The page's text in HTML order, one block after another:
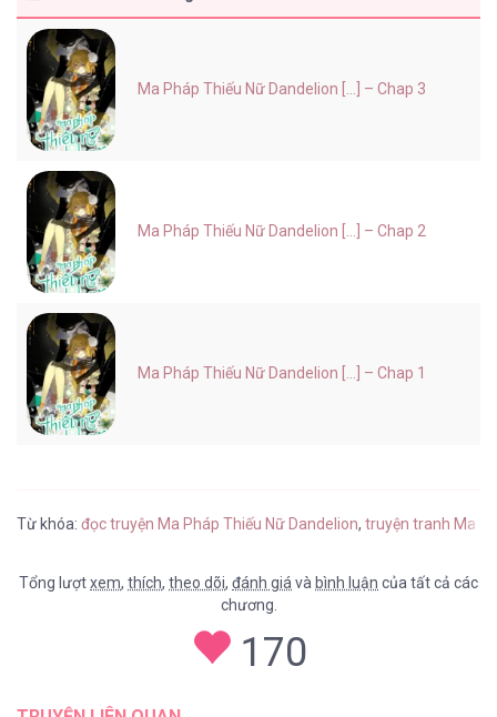
Ma Pháp Thiếu Nữ Dandelion [...] – Chap 3
Ma Pháp Thiếu Nữ Dandelion [...] – Chap 2
Ma Pháp Thiếu Nữ Dandelion [...] – Chap 1
Từ khóa: đọc truyện Ma Pháp Thiếu Nữ Dandelion, truyện tranh Ma
Tổng lượtxem, thích, theo dõi, đánh giá và bình luận của tất cả các
chương.
170